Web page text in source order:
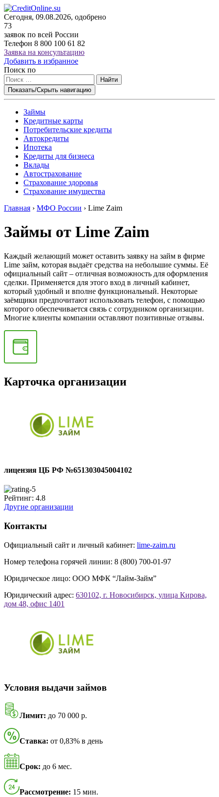
Сегодня, 09.08.2026, одобрено
73
заявок по всей России
Телефон 8 800 100 61 82
Заявка на консультацию
Добавить в избранное
Поиск по
Найти
Показать/Скрыть навигацию
Займы
Кредитные карты
Потребительские кредиты
Автокредиты
Ипотека
Кредиты для бизнеса
Вклады
Автострахование
Страхование здоровья
Страхование имущества
Главная › МФО России › Lime Zaim
Займы от Lime Zaim
Каждый желающий может оставить заявку на займ в фирме
Lime займ, которая выдаёт средства на небольшие суммы. Её
официальный сайт – отличная возможность для оформления
сделки. Применяется для этого вход в личный кабинет,
который удобный и вполне функциональный. Некоторые
заёмщики предпочитают использовать телефон, с помощью
которого обеспечивается связь с сотрудником организации.
Многие клиенты компании оставляют позитивные отзывы.
Карточка организации
лицензия ЦБ РФ №651303045004102
Рейтинг: 4.8
Другие организации
Контакты
Официальный сайт и личный кабинет: lime-zaim.ru
Номер телефона горячей линии: 8 (800) 700-01-97
Юридическое лицо: ООО МФК “Лайм-Займ”
Юридический адрес: 630102, г. Новосибирск, улица Кирова,
дом 48, офис 1401
Условия выдачи займов
Лимит: до 70 000 р.
Ставка: от 0,83% в день
Срок: до 6 мес.
Рассмотрение: 15 мин.